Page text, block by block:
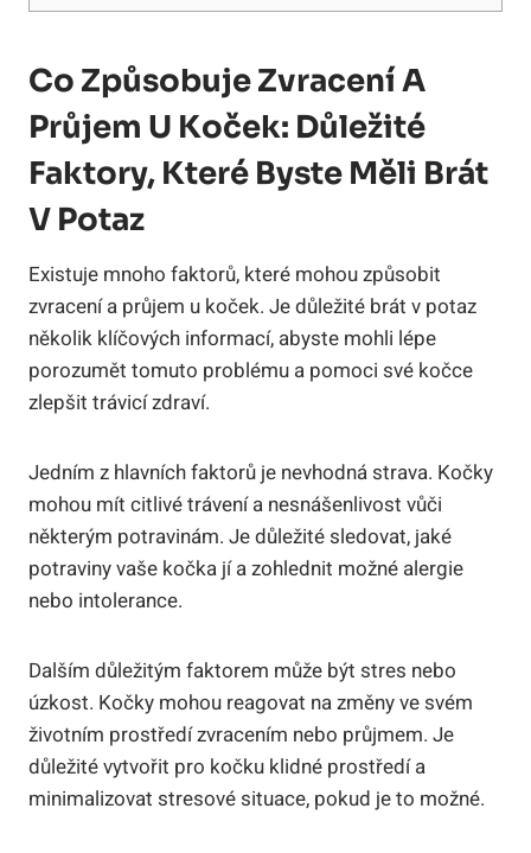
Co Způsobuje Zvracení A
Průjem U Koček: Důležité
Faktory, Které Byste Měli Brát
V Potaz
Existuje mnoho faktorů, které mohou způsobit
zvracení a průjem u koček. Je důležité brát v potaz
několik klíčových informací, abyste mohli lépe
porozumět tomuto problému a pomoci své kočce
zlepšit trávicí zdraví.
Jedním z hlavních faktorů je nevhodná strava. Kočky
mohou mít citlivé trávení a nesnášenlivost vůči
některým potravinám. Je důležité sledovat, jaké
potraviny vaše kočka jí a zohlednit možné alergie
nebo intolerance.
Dalším důležitým faktorem může být stres nebo
úzkost. Kočky mohou reagovat na změny ve svém
životním prostředí zvracením nebo průjmem. Je
důležité vytvořit pro kočku klidné prostředí a
minimalizovat stresové situace, pokud je to možné.